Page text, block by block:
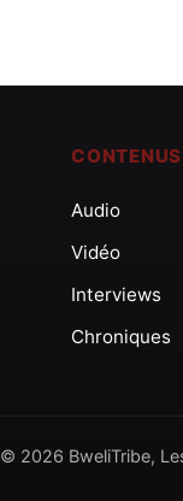
CONTENUS
Audio
Vidéo
Interviews
Chroniques
© 2026 BweliTribe,